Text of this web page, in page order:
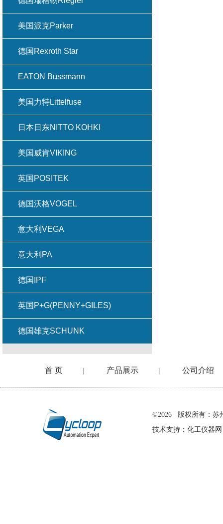
美国派克Parker
德国Rexroth Star
EATON Bussmann
美国力特Littelfuse
日本日东NITTO KOHKI
美国威肯VIKING
英国POSITEK
德国沃格VOGEL
意大利VEGA
意大利PA
德国IPF
英国P+G(PENNY+GILES)
德国雄克SCHUNK
首 页 | 产品展示 | 公司介绍
©2026 版权所有：苏
技术支持： 化工仪器网